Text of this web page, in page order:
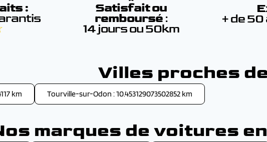
: Satisfait ou
remboursé :
14 jours ou 50km
+ de
Villes proches
km Tourville-sur-Odon : 10.453129073502852 km
marques de voitures